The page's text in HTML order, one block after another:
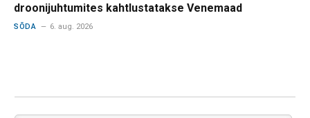
droonijuhtumites kahtlustatakse Venemaad
SÕDA 6. aug. 2026